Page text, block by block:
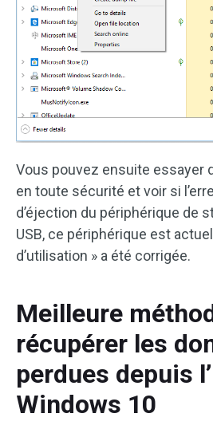
Vous pouvez ensuite essayer
en toute sécurité et voir si
d’éjection du périphérique de
USB, ce périphérique est
d’utilisation » a été corrigée.
Meilleure
récupérer les
perdues depuis
Windows 10